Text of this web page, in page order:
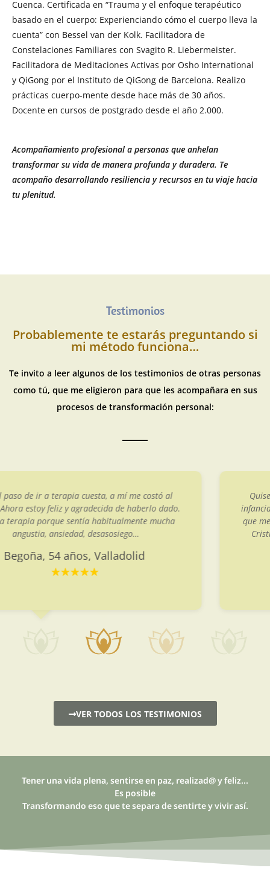
Cuenca. Certificada en “Trauma y el enfoque terapéutico
basado en el cuerpo: Experienciando cómo el cuerpo lleva la
cuenta” con Bessel van der Kolk. Facilitadora de
Constelaciones Familiares con Svagito R. Liebermeister.
Facilitadora de Meditaciones Activas por Osho International
y QiGong por el Instituto de QiGong de Barcelona. Realizo
prácticas cuerpo-mente desde hace más de 30 años.
Docente en cursos de postgrado desde el año 2.000.
Acompañamiento profesional a personas que anhelan
transformar su vida de manera profunda y duradera. Te
acompaño desarrollando resiliencia y recursos en tu viaje hacia
tu plenitud.
Testimonios
Probablemente te estarás preguntando si
mi método funciona…
Te invito a leer algunos de los testimonios de otras personas
como tú, que me eligieron para que les acompañara en sus
procesos de transformación personal:
Quise acudir a terapia por los abusos vividos en la
infancia. Sabía que habían creado secuelas que notaba
que me afectaban y limitaban en mi día a día. Acudí a
Cristina por ser especialista en trauma y en casos
Cristina, 27 años, Valladolid
VER TODOS LOS TESTIMONIOS
Tener una vida plena, sentirse en paz, realizad@ y feliz...
Es posible
Transformando eso que te separa de sentirte y vivir así.